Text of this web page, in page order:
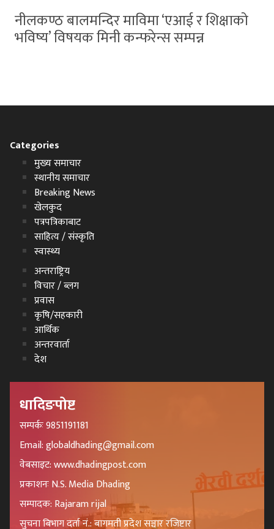
नीलकण्ठ बालमन्दिर माविमा ‘एआई र शिक्षाको
भविष्य’ विषयक मिनी कन्फरेन्स सम्पन्न
Categories
मुख्य समाचार
स्थानीय समाचार
Breaking News
खेलकुद
पत्रपत्रिकाबाट
साहित्य / संस्कृति
स्वास्थ्य
अन्तराष्ट्रिय
विचार / ब्लग
प्रवास
कृषि/सहकारी
आर्थिक
अन्तरवार्ता
देश
धादिङपोष्ट
सम्पर्कः 9851191181
Email: globaldhading@gmail.com
वेबसाइट: www.dhadingpost.com
प्रकाशनः N.S. Media Dhading
सम्पादक: Rajaram rijal
सुचना बिभाग दर्ता नं.: बागमती प्रदेश सञ्चार रजिष्टार